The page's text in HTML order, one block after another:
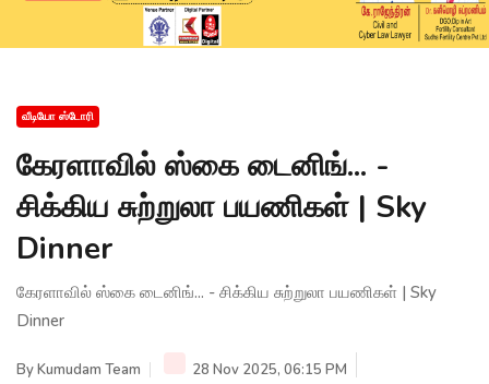
வீடியோ ஸ்டோரி
கேரளாவில் ஸ்கை டைனிங்... -
சிக்கிய சுற்றுலா பயணிகள் | Sky
Dinner
கேரளாவில் ஸ்கை டைனிங்... - சிக்கிய சுற்றுலா பயணிகள் | Sky
Dinner
ByKumudam Team
28 Nov 2025, 06:15 PM